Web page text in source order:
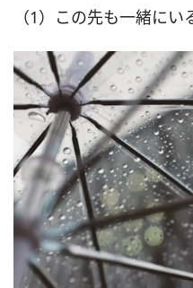
（1）この先も一緒に